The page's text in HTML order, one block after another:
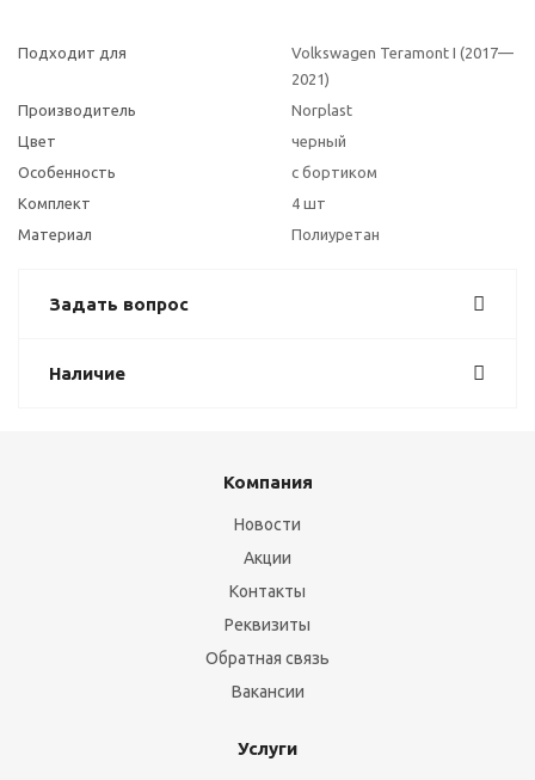
Подходит для
Volkswagen Teramont I (2017—
2021)
Производитель
Norplast
Цвет
черный
Особенность
с бортиком
Комплект
4 шт
Материал
Полиуретан
Задать вопрос
Наличие
Компания
Новости
Акции
Контакты
Реквизиты
Обратная связь
Вакансии
Услуги